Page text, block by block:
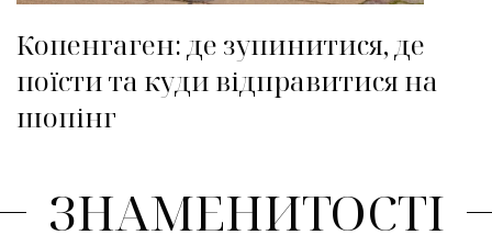
Копенгаген: де зупинитися, де
поїсти та куди відправитися на
шопінг
ЗНАМЕНИТОСТІ